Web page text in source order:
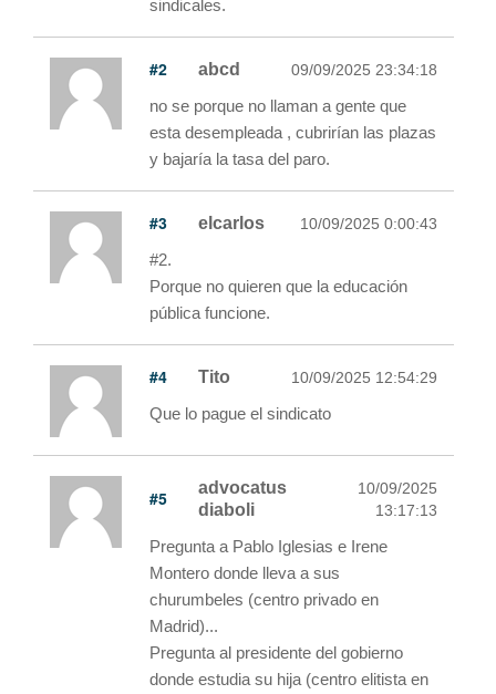
sindicales.
#2 abcd 09/09/2025 23:34:18
no se porque no llaman a gente que
esta desempleada , cubrirían las plazas
y bajaría la tasa del paro.
#3 elcarlos 10/09/2025 0:00:43
#2.
Porque no quieren que la educación
pública funcione.
#4 Tito 10/09/2025 12:54:29
Que lo pague el sindicato
#5
advocatus
diaboli
10/09/2025
13:17:13
Pregunta a Pablo Iglesias e Irene
Montero donde lleva a sus
churumbeles (centro privado en
Madrid)...
Pregunta al presidente del gobierno
donde estudia su hija (centro elitista en